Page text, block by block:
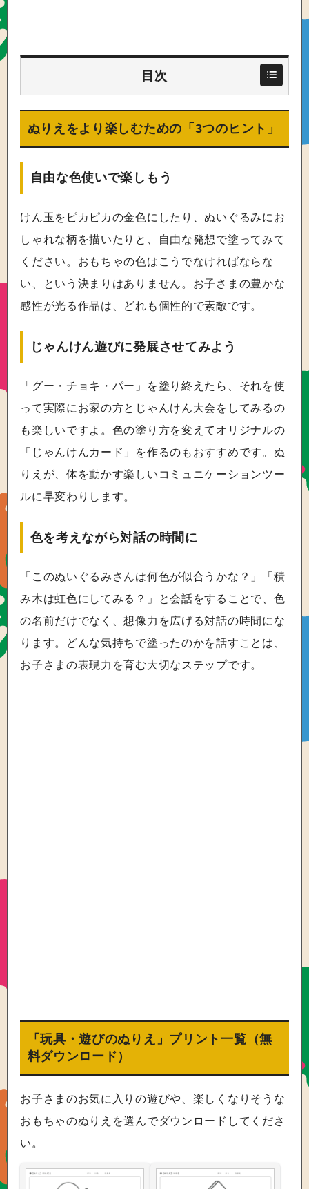
目次
ぬりえをより楽しむための「3つのヒント」
自由な色使いで楽しもう
けん玉をピカピカの金色にしたり、ぬいぐるみにお
しゃれな柄を描いたりと、自由な発想で塗ってみて
ください。おもちゃの色はこうでなければならな
い、という決まりはありません。お子さまの豊かな
感性が光る作品は、どれも個性的で素敵です。
じゃんけん遊びに発展させてみよう
「グー・チョキ・パー」を塗り終えたら、それを使
って実際にお家の方とじゃんけん大会をしてみるの
も楽しいですよ。色の塗り方を変えてオリジナルの
「じゃんけんカード」を作るのもおすすめです。ぬ
りえが、体を動かす楽しいコミュニケーションツー
ルに早変わりします。
色を考えながら対話の時間に
「このぬいぐるみさんは何色が似合うかな？」「積
み木は虹色にしてみる？」と会話をすることで、色
の名前だけでなく、想像力を広げる対話の時間にな
ります。どんな気持ちで塗ったのかを話すことは、
お子さまの表現力を育む大切なステップです。
「玩具・遊びのぬりえ」プリント一覧（無
料ダウンロード）
お子さまのお気に入りの遊びや、楽しくなりそうな
おもちゃのぬりえを選んでダウンロードしてくださ
い。